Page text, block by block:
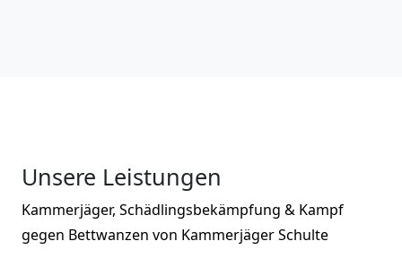
Unsere Leistungen
Kammerjäger, Schädlingsbekämpfung & Kampf
gegen Bettwanzen von Kammerjäger Schulte